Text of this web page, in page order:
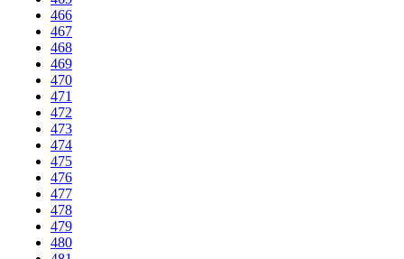
466
467
468
469
470
471
472
473
474
475
476
477
478
479
480